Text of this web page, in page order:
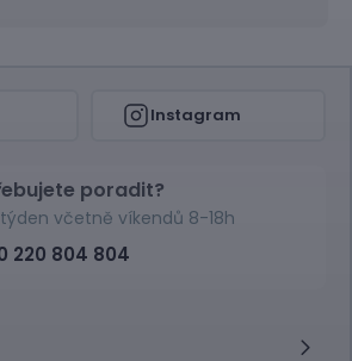
Instagram
poradit?
včetně víkendů 8-18h
220 804 804